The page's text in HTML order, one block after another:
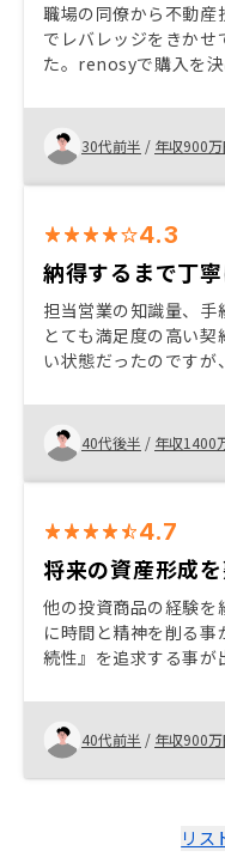
職場の同僚から不動産
でレバレッジをきかせ
た。renosyで購入を
されており、今後挙
資コストを回収しやす
30代前半 / 年収900
4.3
納得するまで丁
担当営業の知識量、手
とても満足度の高い
い状態だったのですが
日程調整や担当の方
めていただきました
ですし、契約までの
度高いです。
40代後半 / 年収1400
4.7
将来の資産形成
他の投資商品の経験を
に時間と精神を削る
続性』を追求する事が
にいきつきました。
ら、不動産投資への
スクなどの部分や、
ましたが、担当営業の
した。また、契約か
お付き合いしていけ
40代前半 / 年収900
リス